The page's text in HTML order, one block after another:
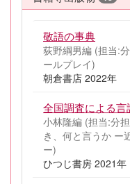
敬語の事典
荻野綱男編 (担当:
ールプレイ)
朝倉書店 2022年
全国調査による
小林隆編 (担当:分
き、何と言うか ー
ー)
ひつじ書房 2021年